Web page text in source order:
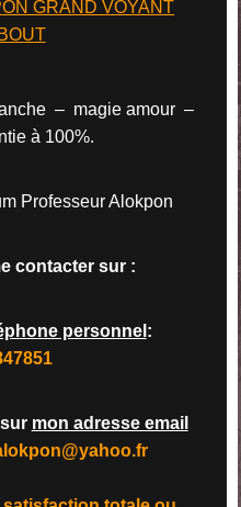
GRAND VOYANT
– magie amour –
à 100%.
Professeur Alokpon
contacter sur :
personnel :
mon adresse email